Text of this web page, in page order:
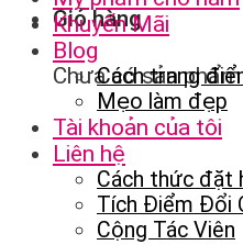
Giỏ hàng
Chưa có sản
Khuyến Mãi
Blog
Cách trang
Mẹo làm đẹp
Tài khoản của tôi
Liên hệ
Cách thức đặt
Tích Điểm Đổi
Cộng Tác Viên